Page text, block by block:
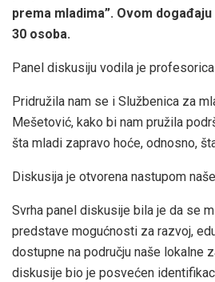
prema mladima”. Ovom
30 osoba.
Panel diskusiju vodila je profesorica
Pridružila nam se i Službenica za
Mešetović, kako bi nam pružila
šta mladi zapravo hoće, odnosno,
Diskusija je otvorena nastupom
Svrha panel diskusije bila je da se
predstave mogućnosti za razvoj,
dostupne na području naše lokalne
diskusije bio je posvećen